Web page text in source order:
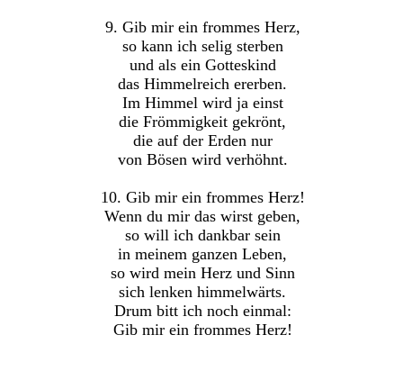
9. Gib mir ein frommes Herz,
so kann ich selig sterben
und als ein Gotteskind
das Himmelreich ererben.
Im Himmel wird ja einst
die Frömmigkeit gekrönt,
die auf der Erden nur
von Bösen wird verhöhnt.
10. Gib mir ein frommes Herz!
Wenn du mir das wirst geben,
so will ich dankbar sein
in meinem ganzen Leben,
so wird mein Herz und Sinn
sich lenken himmelwärts.
Drum bitt ich noch einmal:
Gib mir ein frommes Herz!